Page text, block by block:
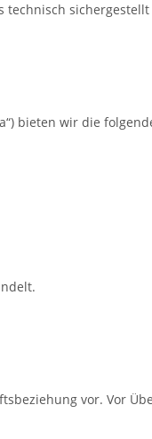
technisch
bieten wir die
vor. Vor